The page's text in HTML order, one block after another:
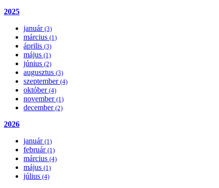
2025
január (3)
március (1)
április (3)
május (1)
június (2)
augusztus (3)
szeptember (4)
október (4)
november (1)
december (2)
2026
január (1)
február (1)
március (4)
május (1)
július (4)